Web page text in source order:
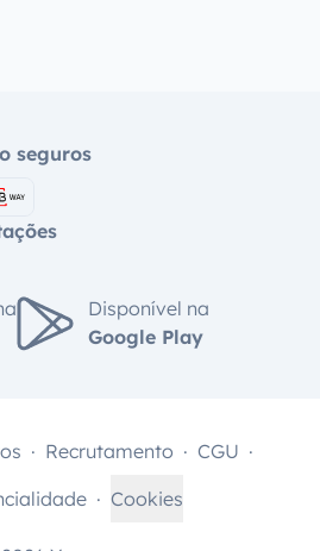
seguros
Disponível na
Google Play
Recrutamento
CGU
Cookies